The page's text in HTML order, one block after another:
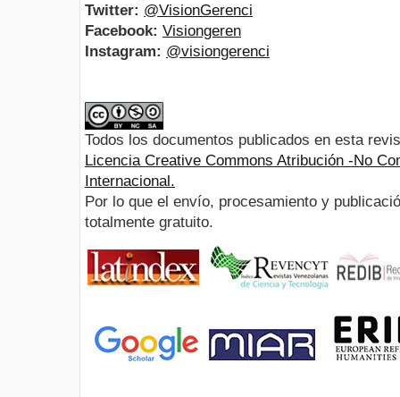
Twitter: @VisionGerenci
Facebook: Visiongeren
Instagram: @visiongerenci
Todos los documentos publicados en esta
Licencia Creative Commons Atribución -No
Internacional.
Por lo que el envío, procesamiento y
totalmente gratuito.